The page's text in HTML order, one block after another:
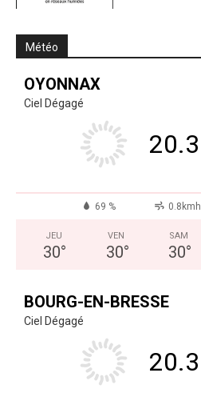
Météo
OYONNAX
Ciel Dégagé
20.3
69 % 0.8kmh
JEU
30°
VEN
30°
SAM
30°
BOURG-EN-BRESSE
Ciel Dégagé
20.3